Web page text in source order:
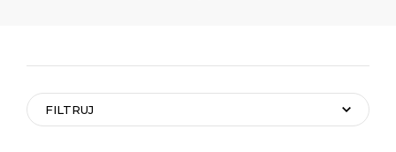
FILTRUJ